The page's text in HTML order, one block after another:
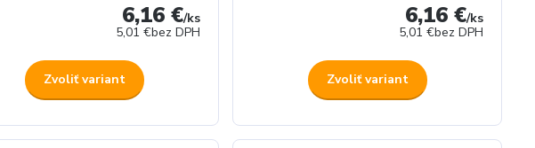
6,16 €/ks
5,01 €bez DPH
Zvoliť variant
6,16 €/ks
5,01 €bez DPH
Zvoliť variant